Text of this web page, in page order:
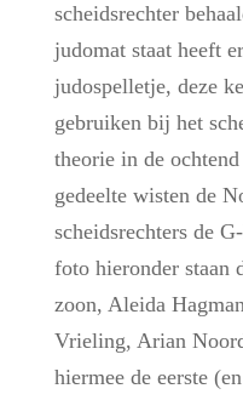
scheidsrechter
judomat staat heeft
judospelletje, deze
gebruiken bij het
theorie in de
gedeelte wisten de
scheidsrechters de
foto hieronder staan
zoon, Aleida
Vrieling, Arian
hiermee de eerste